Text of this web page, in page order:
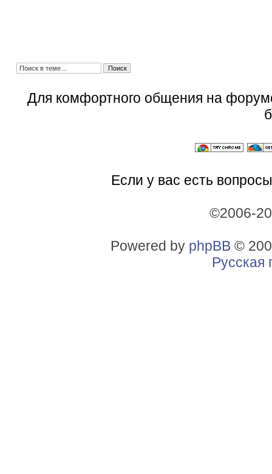
Для комфортного общения на
Если у вас есть
©2006-
Powered by phpBB ©
Русская